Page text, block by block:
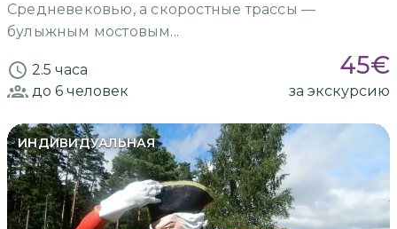
Средневековью, а скоростные трассы —
булыжным мостовым...
2.5 часа 45€
до 6 человек за экскурсию
ИНДИВИДУАЛЬНАЯ